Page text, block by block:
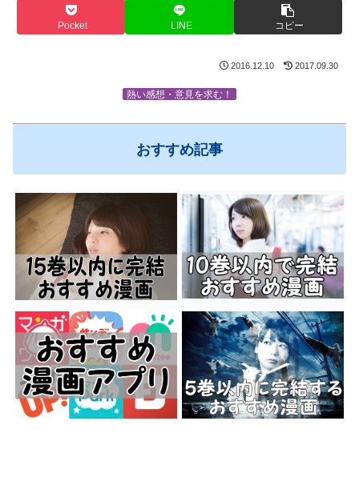
Pocket LINE コピー
2016.12.10 2017.09.30
熱い感想・意見を求む！
おすすめ記事